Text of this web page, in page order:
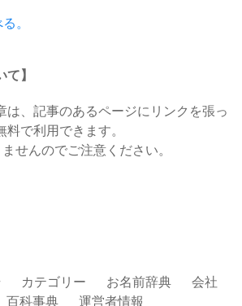
。
】
は、記事のあるページにリンクを張っ
で利用できます。
せんのでご注意ください。
カテゴリー お名前辞典
会社
百科事典 運営者情報